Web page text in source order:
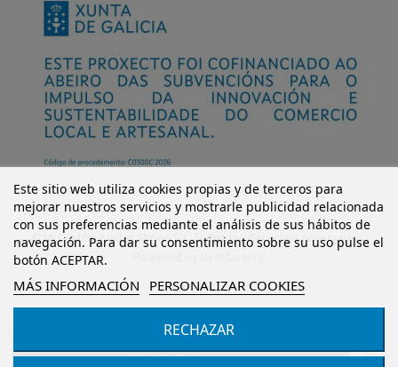
Añadir al carrito
Este sitio web utiliza cookies propias y de terceros para
mejorar nuestros servicios y mostrarle publicidad relacionada
con sus preferencias mediante el análisis de sus hábitos de
navegación. Para dar su consentimiento sobre su uso pulse el
botón ACEPTAR.
MÁS INFORMACIÓN PERSONALIZAR COOKIES
RECHAZAR
© Mi Castillo Kinder Shoes S.L. Todos los derechos reservados.